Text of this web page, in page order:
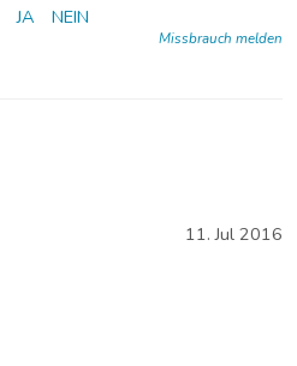
JA NEIN
Missbrauch melden
11. Jul 2016